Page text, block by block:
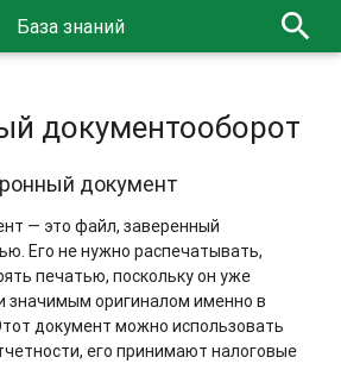
База знаний search
документооборот
документ
— это файл, заверенный
Его не нужно распечатывать,
печатью, поскольку он уже
значимым оригиналом именно в
документ можно использовать
его принимают налоговые